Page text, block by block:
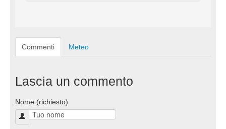
Commenti Meteo
Lascia un commento
Nome (richiesto)